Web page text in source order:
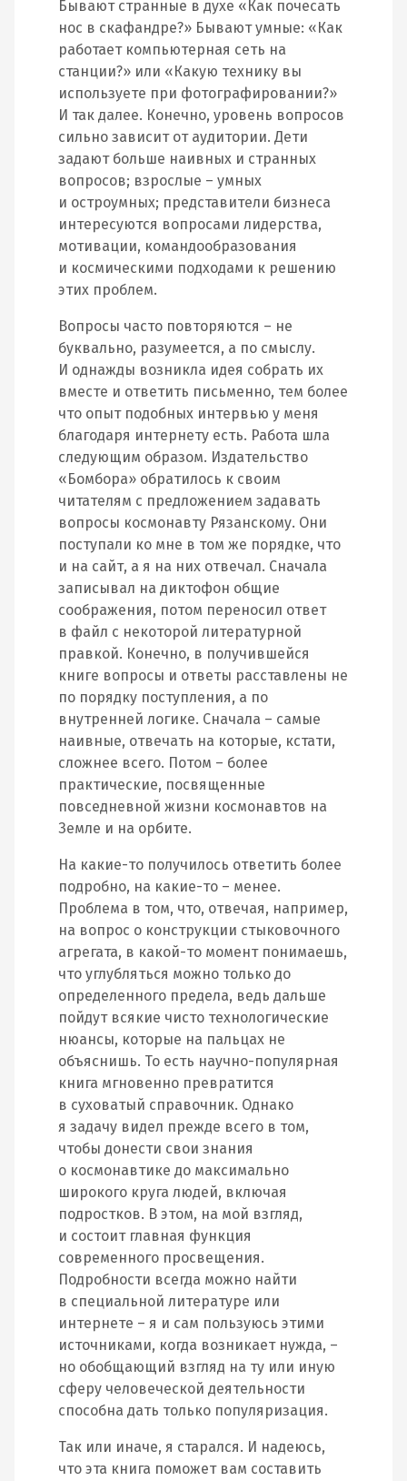
Бывают странные в духе «Как почесать
нос в скафандре?» Бывают умные: «Как
работает компьютерная сеть на
станции?» или «Какую технику вы
используете при фотографировании?»
И так далее. Конечно, уровень вопросов
сильно зависит от аудитории. Дети
задают больше наивных и странных
вопросов; взрослые – умных
и остроумных; представители бизнеса
интересуются вопросами лидерства,
мотивации, командообразования
и космическими подходами к решению
этих проблем.
Вопросы часто повторяются – не
буквально, разумеется, а по смыслу.
И однажды возникла идея собрать их
вместе и ответить письменно, тем более
что опыт подобных интервью у меня
благодаря интернету есть. Работа шла
следующим образом. Издательство
«Бомбора» обратилось к своим
читателям с предложением задавать
вопросы космонавту Рязанскому. Они
поступали ко мне в том же порядке, что
и на сайт, а я на них отвечал. Сначала
записывал на диктофон общие
соображения, потом переносил ответ
в файл с некоторой литературной
правкой. Конечно, в получившейся
книге вопросы и ответы расставлены не
по порядку поступления, а по
внутренней логике. Сначала – самые
наивные, отвечать на которые, кстати,
сложнее всего. Потом – более
практические, посвященные
повседневной жизни космонавтов на
Земле и на орбите.
На какие-то получилось ответить более
подробно, на какие-то – менее.
Проблема в том, что, отвечая, например,
на вопрос о конструкции стыковочного
агрегата, в какой-то момент понимаешь,
что углубляться можно только до
определенного предела, ведь дальше
пойдут всякие чисто технологические
нюансы, которые на пальцах не
объяснишь. То есть научно-популярная
книга мгновенно превратится
в суховатый справочник. Однако
я задачу видел прежде всего в том,
чтобы донести свои знания
о космонавтике до максимально
широкого круга людей, включая
подростков. В этом, на мой взгляд,
и состоит главная функция
современного просвещения.
Подробности всегда можно найти
в специальной литературе или
интернете – я и сам пользуюсь этими
источниками, когда возникает нужда, –
но обобщающий взгляд на ту или иную
сферу человеческой деятельности
способна дать только популяризация.
Так или иначе, я старался. И надеюсь,
что эта книга поможет вам составить